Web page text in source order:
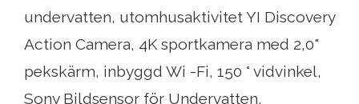
undervatten, utomhusaktivitet YI Discovery
Action Camera, 4K sportkamera med 2,0"
pekskärm, inbyggd Wi -Fi, 150 ° vidvinkel,
Sony Bildsensor för Undervatten,